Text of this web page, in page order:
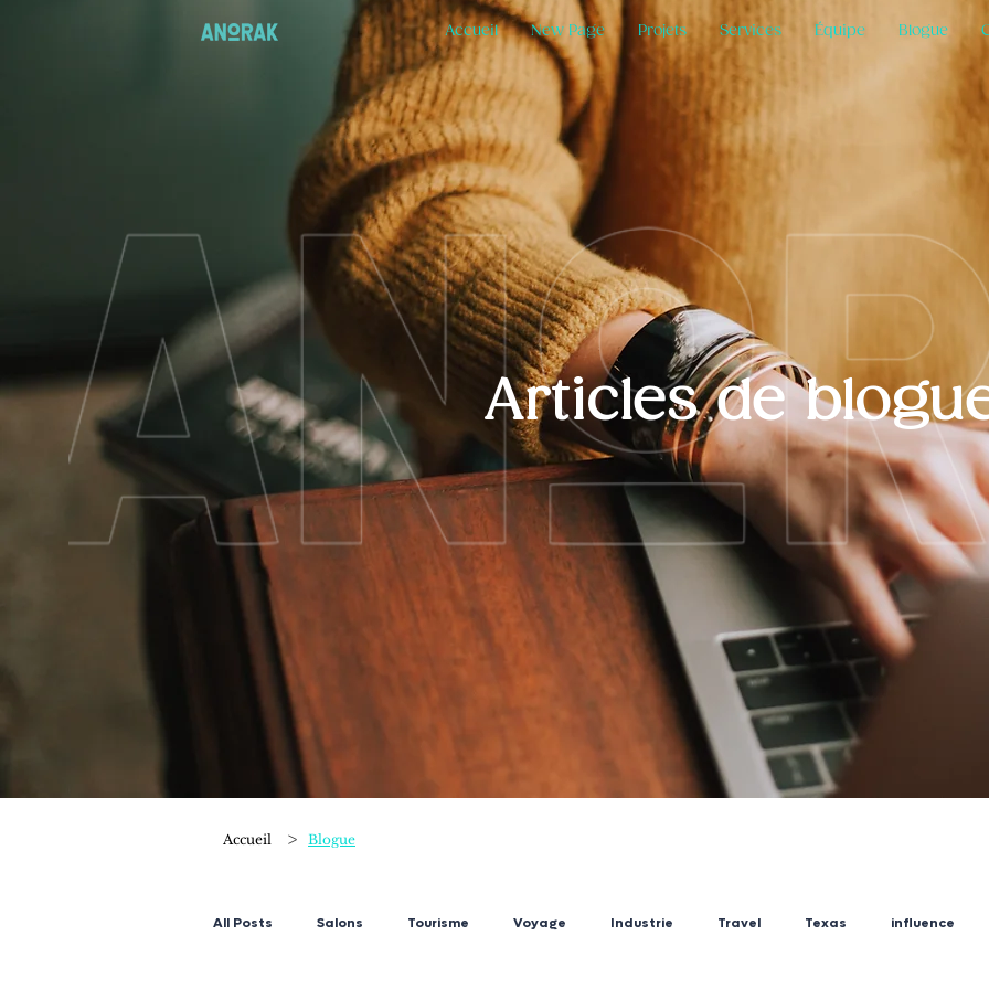
Accueil New Page Projets Services Équipe Blogue
Articles de
Accueil > Blogue
All Posts Salons Tourisme Voyage Industrie Travel Texas influence